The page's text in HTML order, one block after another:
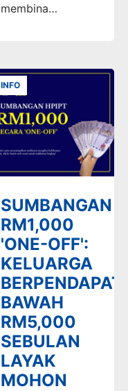
membina…
INFO
SUMBANGAN
RM1,000
'ONE-OFF':
KELUARGA
BAWAH
RM5,000
SEBULAN
LAYAK
MOHON